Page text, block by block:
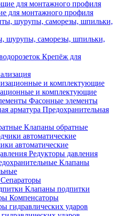
для монтажного профиля
шурупы, саморезы, шпильки,
Крепёж для
и комплектующие
Фасонные элементы
Предохранительная
Клапаны обратные
автоматические
Редукторы давления
Клапаны
Сепараторы
Клапаны подпитки
Компенсаторы